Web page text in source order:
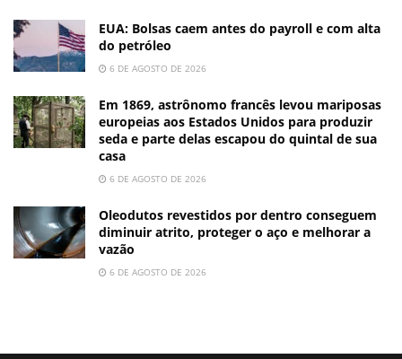
EUA: Bolsas caem antes do payroll e com alta
do petróleo
6 DE AGOSTO DE 2026
Em 1869, astrônomo francês levou mariposas
europeias aos Estados Unidos para produzir
seda e parte delas escapou do quintal de sua
casa
6 DE AGOSTO DE 2026
Oleodutos revestidos por dentro conseguem
diminuir atrito, proteger o aço e melhorar a
vazão
6 DE AGOSTO DE 2026